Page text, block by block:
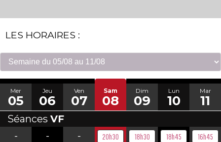
LES HORAIRES :
Mer
05
Jeu
06
Ven
07
Sam
08
Dim
09
Lun
10
Mar
11
Séances VF
-
- - 20h30 18h30 18h45 16h45